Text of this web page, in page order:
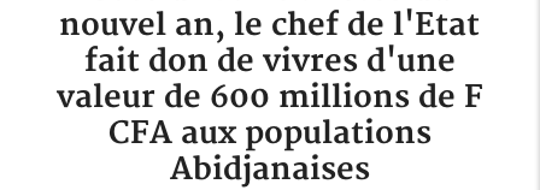
nouvel an, le chef de l'Etat
fait don de vivres d'une
valeur de 600 millions de F
CFA aux populations
Abidjanaises